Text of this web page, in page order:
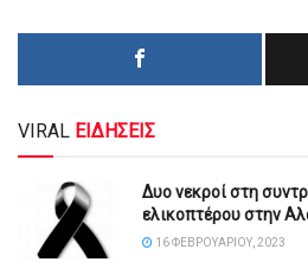
VIRAL ΕΙΔΗΣΕΙΣ
Δυο νεκροί στη
ελικοπτέρου στην
16 ΦΕΒΡΟΥΑΡΊΟΥ, 2023